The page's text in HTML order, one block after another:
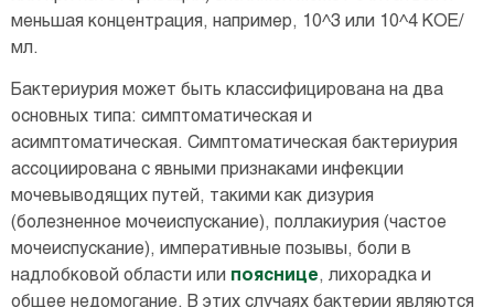
меньшая концентрация, например, 10^3 или 10^4 КОЕ/
мл.
Бактериурия может быть классифицирована на два
основных типа: симптоматическая и
асимптоматическая. Симптоматическая бактериурия
ассоциирована с явными признаками инфекции
мочевыводящих путей, такими как дизурия
(болезненное мочеиспускание), поллакиурия (частое
мочеиспускание), императивные позывы, боли в
надлобковой области или пояснице, лихорадка и
общее недомогание. В этих случаях бактерии являются